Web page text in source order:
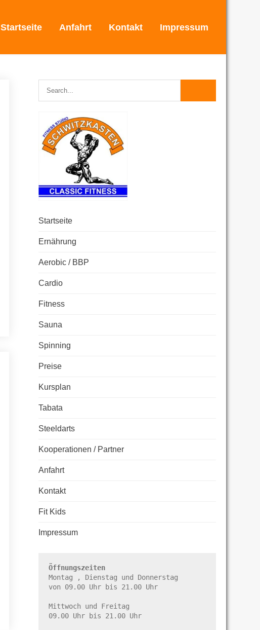
Startseite Anfahrt Kontakt Impressum
Startseite
Ernährung
Aerobic / BBP
Cardio
Fitness
Sauna
Spinning
Preise
Kursplan
Tabata
Steeldarts
Kooperationen / Partner
Anfahrt
Kontakt
Fit Kids
Impressum
Öffnungszeiten
Montag , Dienstag und Donnerstag
von 09.00 Uhr bis 21.00 Uhr
Mittwoch und Freitag
09.00 Uhr bis 21.00 Uhr